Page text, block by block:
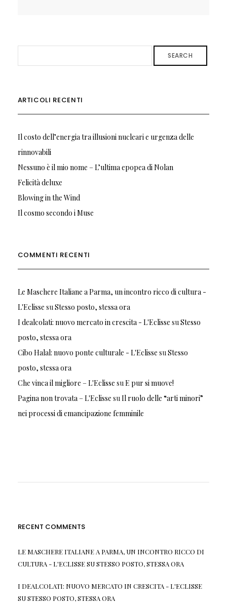
SEARCH
ARTICOLI RECENTI
Il costo dell’energia tra illusioni nucleari e urgenza delle
rinnovabili
Nessuno è il mio nome – L’ultima epopea di Nolan
Felicità deluxe
Blowing in the Wind
Il cosmo secondo i Muse
COMMENTI RECENTI
Le Maschere Italiane a Parma, un incontro ricco di cultura -
L'Eclisse suStesso posto, stessa ora
I dealcolati: nuovo mercato in crescita - L'Eclisse suStesso
posto, stessa ora
Cibo Halal: nuovo ponte culturale - L'Eclisse suStesso
posto, stessa ora
Che vinca il migliore – L'Eclisse suE pur si muove!
Pagina non trovata – L'Eclisse suIl ruolo delle “arti minori”
nei processi di emancipazione femminile
RECENT COMMENTS
LE MASCHERE ITALIANE A PARMA, UN INCONTRO RICCO DI
CULTURA - L'ECLISSESUSTESSO POSTO, STESSA ORA
I DEALCOLATI: NUOVO MERCATO IN CRESCITA - L'ECLISSE
SUSTESSO POSTO, STESSA ORA